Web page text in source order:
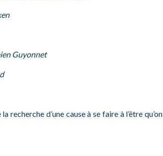
Guyonnet
d’une cause à se faire à l’être qu’on